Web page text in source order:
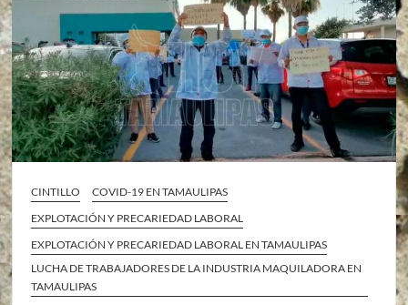
CINTILLO
COVID-19 EN TAMAULIPAS
EXPLOTACIÓN Y PRECARIEDAD LABORAL
EXPLOTACIÓN Y PRECARIEDAD LABORAL EN TAMAULIPAS
LUCHA DE TRABAJADORES DE LA INDUSTRIA MAQUILADORA EN
TAMAULIPAS